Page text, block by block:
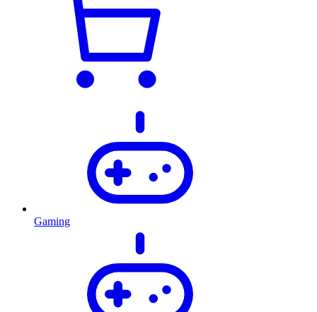
Gaming